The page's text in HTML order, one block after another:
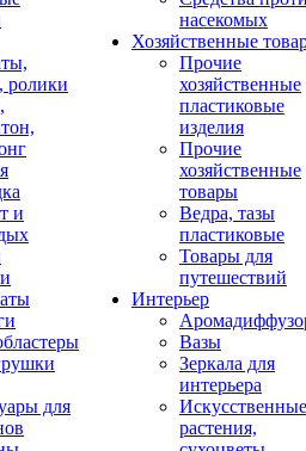
ролики
и
для
насекомых
Хозяйственные
Прочие
хозяйственные
пластиковые
изделия
Прочие
хозяйственные
товары
Ведра, тазы
пластиковые
Товары для
путешествий
Интерьер
Вазы
Зеркала для
интерьера
Искусственные
растения,